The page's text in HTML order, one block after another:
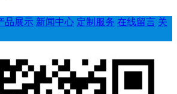
品展示 新闻中心 定制服务 在线留言 关